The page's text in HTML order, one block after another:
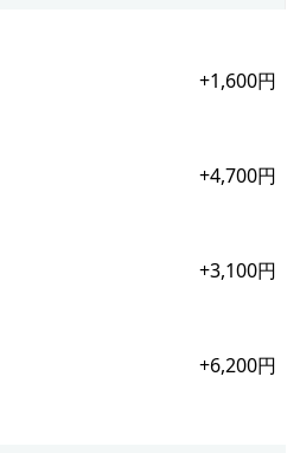
+1,600円
+4,700円
+3,100円
+6,200円